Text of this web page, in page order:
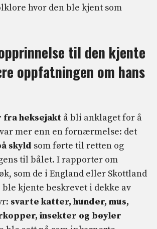
hvor den ble kjent som
til den kjente
oppfatningen om hans
fraheksejakt å bli anklaget for å
mer enn en fornærmelse: det
skyld som førte til retten og
til bålet. I rapporter om
som de i England eller Skottland
ble kjente beskrevet i dekke av
svarte katter, hunder, mus,
insekter og bøyler